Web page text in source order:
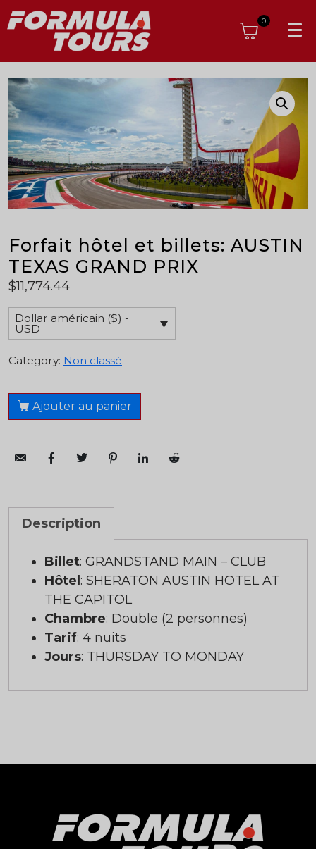
0
Forfait hôtel et billets: AUSTIN
TEXAS GRAND PRIX
$11,774.44
Dollar américain ($) -
USD
Category: Non classé
Ajouter au panier
Description
Billet: GRANDSTAND MAIN – CLUB
Hôtel: SHERATON AUSTIN HOTEL AT
THE CAPITOL
Chambre: Double (2 personnes)
Tarif: 4 nuits
Jours: THURSDAY TO MONDAY